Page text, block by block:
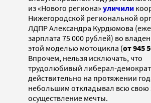
из «Нового региона» уличили
Нижегородской региональной
ЛДПР Александра Курдюмова
зарплата 75 000 рублей) во
этой моделью мотоцикла (от 945
Впрочем, нельзя исключать, что
трудолюбивый либерал-демократ
действительно на протяжении
небольшим откладывал всю свою
осуществление мечты.